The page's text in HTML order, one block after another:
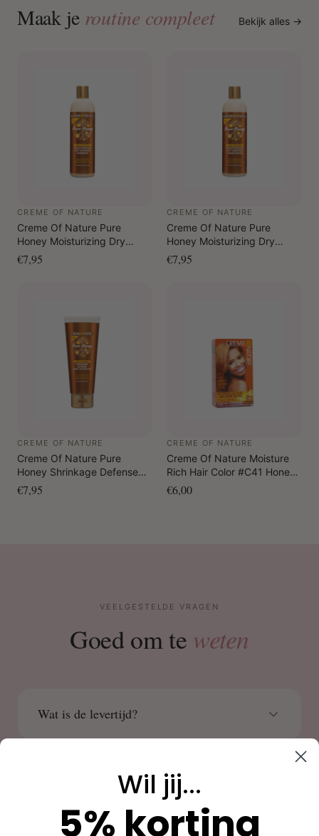
Maak je routine compleet Bekijk alles →
CREME OF NATURE
Creme Of Nature Pure
Honey Moisturizing Dry
Defense Shampoo 355 ml
€7,95
CREME OF NATURE
Creme Of Nature Pure
Honey Moisturizing Dry
Defense Conditioner 355 ml
€7,95
CREME OF NATURE
Creme Of Nature Pure
Honey Shrinkage Defense
Curl Activator 310 ml
€7,95
CREME OF NATURE
Creme Of Nature Moisture
Rich Hair Color #C41 Honey
Blonde
€6,00
VEELGESTELDE VRAGEN
Goed om te weten
Wat is de levertijd?
Wat zijn de verzendkosten?
Wil jij...
5% korting